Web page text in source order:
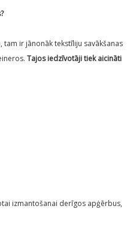
ir jānonāk tekstīliju savākšanas
Tajos iedzīvotāji tiek aicināti
izmantošanai derīgos apģērbus,